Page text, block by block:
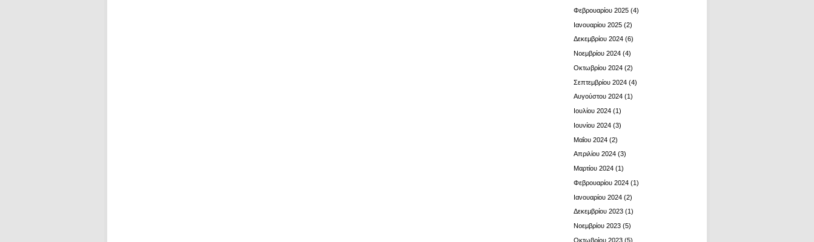
Φεβρουαρίου 2025 (4)
Ιανουαρίου 2025 (2)
Δεκεμβρίου 2024 (6)
Νοεμβρίου 2024 (4)
Οκτωβρίου 2024 (2)
Σεπτεμβρίου 2024 (4)
Αυγούστου 2024 (1)
Ιουλίου 2024 (1)
Ιουνίου 2024 (3)
Μαΐου 2024 (2)
Απριλίου 2024 (3)
Μαρτίου 2024 (1)
Φεβρουαρίου 2024 (1)
Ιανουαρίου 2024 (2)
Δεκεμβρίου 2023 (1)
Νοεμβρίου 2023 (5)
Οκτωβρίου 2023 (5)